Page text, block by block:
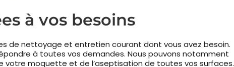
à vos besoins
de nettoyage et entretien courant dont vous avez besoin.
à toutes vos demandes. Nous pouvons notamment
votre moquette et de l’aseptisation de toutes vos surfaces.